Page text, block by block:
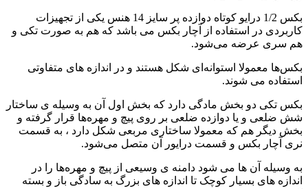
بکس 1/2 درایو کوتاه دوازده پر سایز 14 هنس یکی از تجهیزات
کاربردی در استفاده از آچار بکس می باشد که هم به صورت تکی و
هم سری عرضه می‌شود.
بکس‌ها معمولا استوانه‌ای شکل هستند و در اندازه های متفاوتی
استفاده می‌ شوند.
بکس‌ تکی دو بخش مادگی دارد که بخش اول آن به وسیله ی ساختار
شش ضلعی و یا دوازده ضلعی بر روی پیچ و مهره‌ها قرار گرفته و
بخش دیگر هم که معمولا ساختاری مربعی شکل دارد ، به قسمت
نری آچار بکس و قسمت درایور آن متصل می‌شود.
به وسیله آن ها می شود دامنه ی وسیعی از پیچ و مهره‌ها را در
اندازه های بسیار کوچک تا اندازه های بزرگ به سادگی باز و بسته